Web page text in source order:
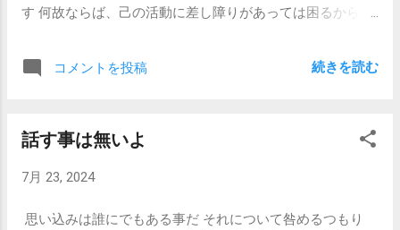
す 何故ならば、己の活動に差し障りがあっては困るからで
時間を割くことも 本当に、無駄、なのです なので煽って下
さる方々には大変申し上げにくいのですが… 貴方ひとりだ
どうぞご理解下さいませ
コメントを投稿 続きを読む
話す事は無いよ
7月 23, 2024
思い込みは誰にでもある事だ それについて咎めるつもり